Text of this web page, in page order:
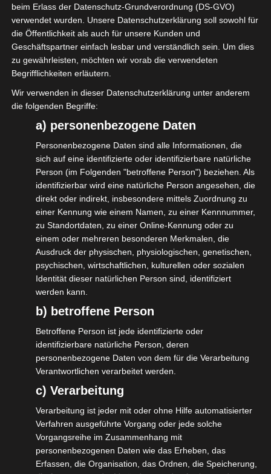
Generation 2021“ ihres Mitglieds svtb –
Schweizer Verband Technischer Bühnen-
und Veranstaltungsberufe mit erweiterten
Inhalten und neuen Partner:innen in
Deutschland fort. Gemeinsam mit dem
Warriors KDM e.V. (Warriors mit Kultur und
Demokratie und Menschenrechte) sind
verschiedene Projekte geplant, in deren
Zentrum eine Positivkampagne für und mit
dem Branchennachwuchs steht.
Angesprochen werden damit sowohl alle
potenziellen Neu- und Quereinsteiger:innen,
Zuwander:innen und Geflüchte aus denen
sich die nächste Generation der
breitgefächerten Eventwelt
zusammensetzen wird, als auch die aktuell
vielfältige, resiliente und qualifizierte
Zukunft in die Veranstaltungswirtschaft
schaffen wollen.
Veranstaltungswirtschaft Tätigen dazu auf,
einen kleinen Einblick in ihre Welt zu geben.
Dafür bitten wir um den Upload von kurzen
Videoclips aus der täglichen Arbeit. Egal ob
beim Erlass der Datenschutz-Grundverordnung (DS-GVO)
verwendet wurden. Unsere Datenschutzerklärung soll sowohl für
die Öffentlichkeit als auch für unsere Kunden und
Geschäftspartner einfach lesbar und verständlich sein. Um dies
zu gewährleisten, möchten wir vorab die verwendeten
Begrifflichkeiten erläutern.
Wir verwenden in dieser Datenschutzerklärung unter anderem
die folgenden Begriffe:
a) personenbezogene Daten
Personenbezogene Daten sind alle Informationen, die
sich auf eine identifizierte oder identifizierbare natürliche
Person (im Folgenden "betroffene Person") beziehen. Als
identifizierbar wird eine natürliche Person angesehen, die
direkt oder indirekt, insbesondere mittels Zuordnung zu
einer Kennung wie einem Namen, zu einer Kennnummer,
zu Standortdaten, zu einer Online-Kennung oder zu
einem oder mehreren besonderen Merkmalen, die
Ausdruck der physischen, physiologischen, genetischen,
psychischen, wirtschaftlichen, kulturellen oder sozialen
Identität dieser natürlichen Person sind, identifiziert
werden kann.
b) betroffene Person
Betroffene Person ist jede identifizierte oder
identifizierbare natürliche Person, deren
personenbezogene Daten von dem für die Verarbeitung
Verantwortlichen verarbeitet werden.
c) Verarbeitung
Verarbeitung ist jeder mit oder ohne Hilfe automatisierter
Verfahren ausgeführte Vorgang oder jede solche
Vorgangsreihe im Zusammenhang mit
personenbezogenen Daten wie das Erheben, das
Erfassen, die Organisation, das Ordnen, die Speicherung,